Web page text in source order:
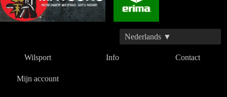
Nederlands ▼
Wilsport Info Contact
Mijn account